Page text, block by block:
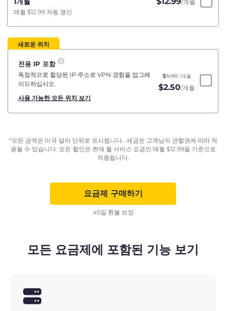
/개월
매월 $12.99 자동 갱신
새로운 위치
전용 IP 포함
독점적으로 할당된 IP 주소로 VPN 경험을 업그레
이드하십시오.
사용 가능한 모든 위치 보기
$5.00 /개월
$2.50/개월
*모든 금액은 미국 달러 단위로 표시됩니다.. 세금은 고객님의 관할권에 따라 적
용될 수 있습니다. 모든 할인은 현재 월 서비스 요금인 매월 $12.99을 기준으로
적용됩니다.
요금제 구매하기
45일 환불 보장
모든 요금제에 포함된 기능 보기